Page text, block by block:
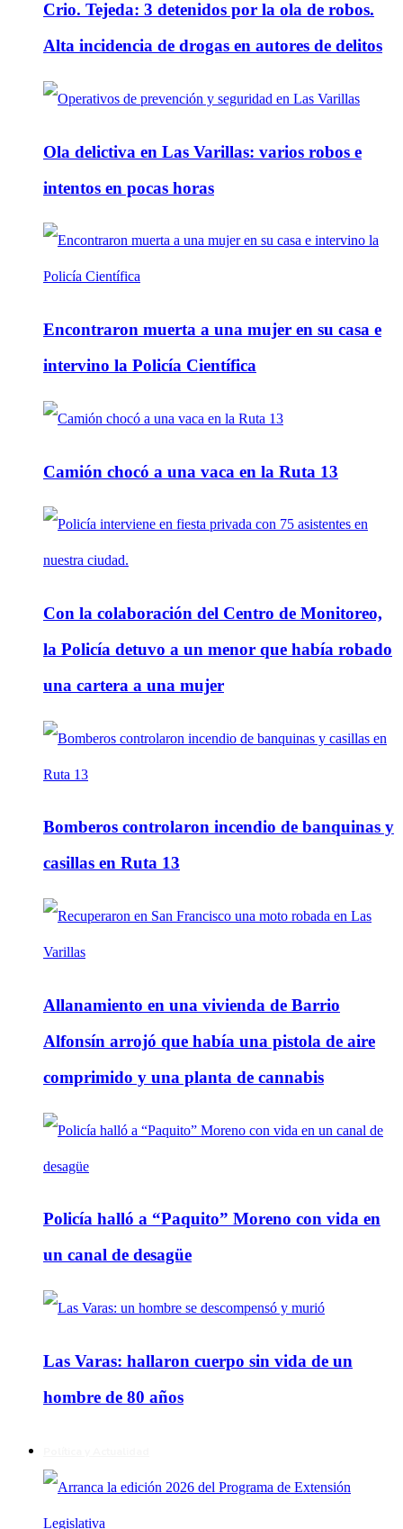
Crio. Tejeda: 3 detenidos por la ola de robos.
Alta incidencia de drogas en autores de delitos
Ola delictiva en Las Varillas: varios robos e
intentos en pocas horas
Encontraron muerta a una mujer en su casa e
intervino la Policía Científica
Camión chocó a una vaca en la Ruta 13
Con la colaboración del Centro de Monitoreo,
la Policía detuvo a un menor que había robado
una cartera a una mujer
Bomberos controlaron incendio de banquinas y
casillas en Ruta 13
Allanamiento en una vivienda de Barrio
Alfonsín arrojó que había una pistola de aire
comprimido y una planta de cannabis
Policía halló a “Paquito” Moreno con vida en
un canal de desagüe
Las Varas: hallaron cuerpo sin vida de un
hombre de 80 años